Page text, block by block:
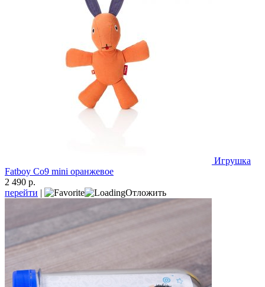
Игрушка
Fatboy Co9 mini оранжевое
2 490 р.
перейти | Отложить